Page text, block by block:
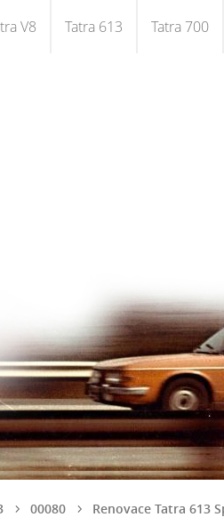
V8 Tatra 613 Tatra 700
00080 Renovace Tatra 613